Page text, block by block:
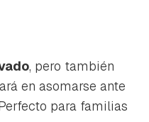
, pero también
en asomarse ante
para familias